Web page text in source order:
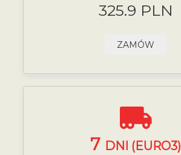
325.9 PLN
ZAMÓW
7 DNI (EURO3)